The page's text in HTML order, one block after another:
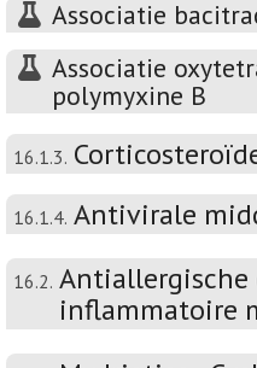
Associatie
Associatie
polymyxine B
16.1.3.
16.1.4. Antivirale
16.2.
inflammatoire